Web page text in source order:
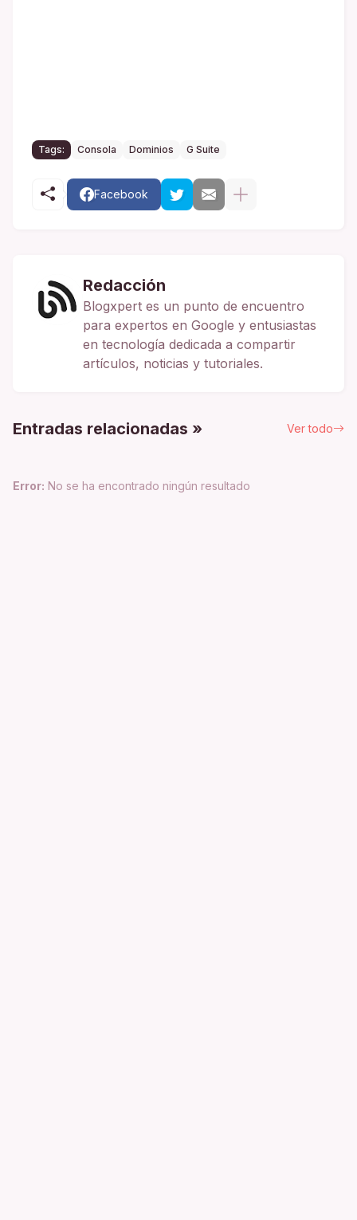
Tags: Consola Dominios G Suite
Facebook
Redacción
Blogxpert es un punto de encuentro
para expertos en Google y entusiastas
en tecnología dedicada a compartir
artículos, noticias y tutoriales.
Entradas relacionadas » Ver todo
Error: No se ha encontrado ningún resultado